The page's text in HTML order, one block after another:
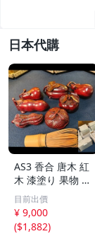
日本代購
AS3 香合 唐木 紅
木 漆塗り 果物 野
菜 7点 未使用 茶
道具 小物
目前出價
¥ 9,000
($1,882)